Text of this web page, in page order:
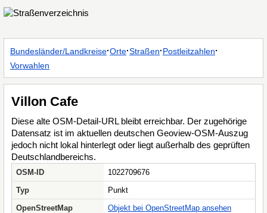
Bundesländer/Landkreise·Orte·Straßen·Postleitzahlen·
Vorwahlen
Villon Cafe
Diese alte OSM-Detail-URL bleibt erreichbar. Der zugehörige
Datensatz ist im aktuellen deutschen Geoview-OSM-Auszug
jedoch nicht lokal hinterlegt oder liegt außerhalb des geprüften
Deutschlandbereichs.
OSM-ID
1022709676
Typ
Punkt
OpenStreetMap
Objekt bei OpenStreetMap ansehen